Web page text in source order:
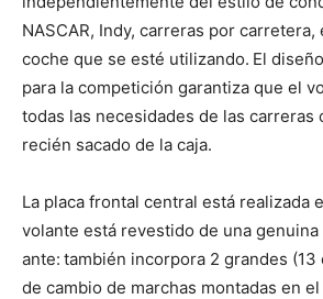
NASCAR, Indy, carreras por
coche que se esté utilizando. El
para la competición garantiza que el
todas las necesidades de las carreras
recién sacado de la caja.
La placa frontal central está realizada
volante está revestido de una genuina
ante: también incorpora 2 grandes (13
de cambio de marchas montadas en